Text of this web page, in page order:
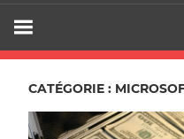
CATÉGORIE :